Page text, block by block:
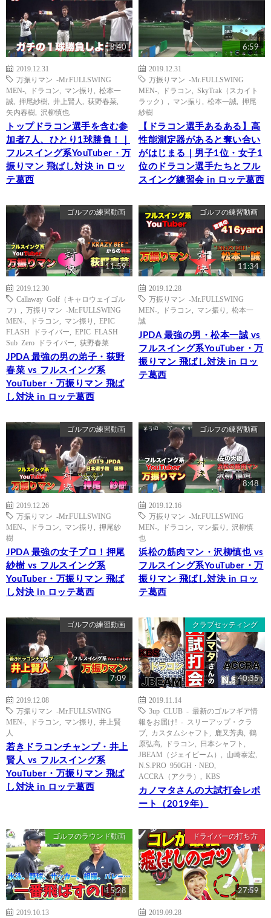
8:40
2019.12.31
万振りマン -Mr.FULLSWING
MEN-
ドラコン マン振り
松本一
誠
押尾紗樹 井上賢人 荻野春菜
矢内春樹
沢柳慎也
トップドラコン選手を含む参
加者7人、ひとり1球勝負！｜
フルスイング系YouTuber・万
振りマン 飛ばし対決 in ロッ
テ葛西
6:59
2019.12.31
万振りマン -Mr.FULLSWING
MEN-
ドラコン
SkyTrak（スカイト
ラック）
マン振り 松本一誠
押尾
紗樹
【ドラコン選手あるある】高
性能測定器があると奪い合い
がはじまる｜男子1位・女子1
位のドラコン選手たちとフル
スイング練習会 in ロッテ葛西
ゴルフの練習動画
11:59
2019.12.30
Callaway Golf（キャロウェイゴル
フ）
万振りマン -Mr.FULLSWING
MEN-
ドラコン マン振り
EPIC
FLASH ドライバー
EPIC FLASH
Sub Zero ドライバー
荻野春菜
JPDA 最強の男の弟子・荻野
春菜 vs フルスイング系
YouTuber・万振りマン 飛ば
し対決 in ロッテ葛西
ゴルフの練習動画
11:34
2019.12.28
万振りマン -Mr.FULLSWING
MEN-
ドラコン マン振り
松本一
誠
JPDA 最強の男・松本一誠 vs
フルスイング系YouTuber・万
振りマン 飛ばし対決 in ロッ
テ葛西
ゴルフの練習動画
2019.12.26
万振りマン -Mr.FULLSWING
MEN-
ドラコン マン振り
押尾紗
樹
JPDA 最強の女子プロ！押尾
紗樹 vs フルスイング系
YouTuber・万振りマン 飛ば
し対決 in ロッテ葛西
ゴルフの練習動画
8:48
2019.12.16
万振りマン -Mr.FULLSWING
MEN-
ドラコン マン振り
沢柳慎
也
浜松の筋肉マン・沢柳慎也 vs
フルスイング系YouTuber・万
振りマン 飛ばし対決 in ロッ
テ葛西
ゴルフの練習動画
7:09
2019.12.08
万振りマン -Mr.FULLSWING
MEN-
ドラコン マン振り
井上賢
人
若きドラコンチャンプ・井上
賢人 vs フルスイング系
YouTuber・万振りマン 飛ば
し対決 in ロッテ葛西
クラブセッティング
40:35
2019.11.14
3up CLUB - 最新のゴルフギア情
報をお届け! - スリーアップ・クラ
ブ
カスタムシャフト 鹿又芳典
鶴
原弘高
ドラコン 日本シャフト
JBEAM（ジェイビーム）
山崎泰宏
N.S.PRO 950GH・NEO
ACCRA（アクラ）
KBS
カノマタさんの大試打会レポ
ート（2019年）
ゴルフのラウンド動画
15:28
2019.10.13
ドライバーの打ち方
27:59
2019.09.28